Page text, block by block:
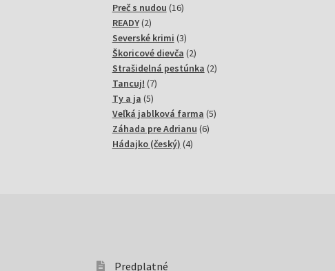
produktov
Preč s nudou 1616
READY 22
produkty
Severské krimi 33
produkty
Škoricové dievča 22
produkty
Strašidelná pestúnka 22
Tancuj! 77
Ty a ja 55
produktov
Veľká jablková farma 55
Záhada pre Adrianu 66
Hádajko (český) 44
Predplatné